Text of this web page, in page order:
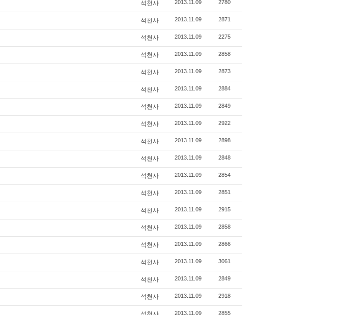
석천사 2013.11.09 2780
석천사 2013.11.09 2871
석천사 2013.11.09 2275
석천사 2013.11.09 2858
석천사 2013.11.09 2873
석천사 2013.11.09 2884
석천사 2013.11.09 2849
석천사 2013.11.09 2922
석천사 2013.11.09 2898
석천사 2013.11.09 2848
석천사 2013.11.09 2854
석천사 2013.11.09 2851
석천사 2013.11.09 2915
석천사 2013.11.09 2858
석천사 2013.11.09 2866
석천사 2013.11.09 3061
석천사 2013.11.09 2849
석천사 2013.11.09 2918
2013.11.09 2855